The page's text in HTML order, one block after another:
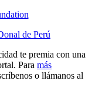
de Perú
te premia con una
Para más
o llámanos al